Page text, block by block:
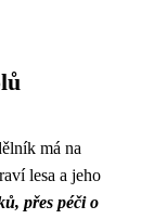
má na
lesa a jeho
přes péči o